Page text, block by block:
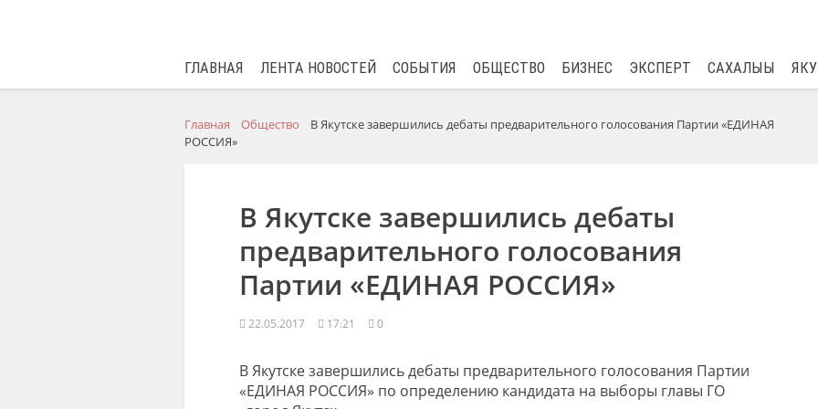
ГЛАВНАЯ ЛЕНТА НОВОСТЕЙ СОБЫТИЯ ОБЩЕСТВО БИЗНЕС ЭКСПЕРТ САХАЛЫЫ
Главная Общество
В Якутске завершились дебаты предварительного голосования Партии «ЕДИНАЯ
РОССИЯ»
В Якутске завершились дебаты
предварительного голосования
Партии «ЕДИНАЯ РОССИЯ»
22.05.2017 17:21 0
В Якутске завершились дебаты предварительного голосования Партии
«ЕДИНАЯ РОССИЯ» по определению кандидата на выборы главы ГО